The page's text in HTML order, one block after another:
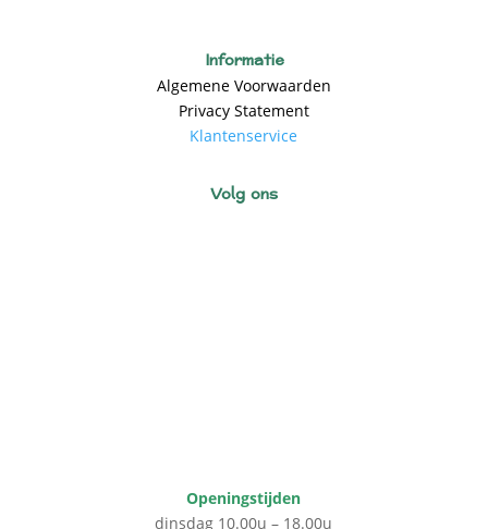
Informatie
Algemene Voorwaarden
Privacy Statement
Klantenservice
Volg ons
Openingstijden
dinsdag 10.00u – 18.00u